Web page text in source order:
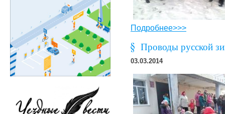
Подробнее>>>
Проводы русской
03.03.2014